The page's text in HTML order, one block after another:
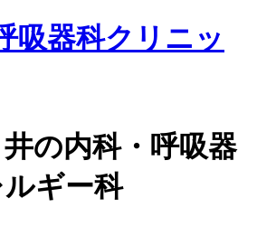
の内科・呼吸器
ギー科